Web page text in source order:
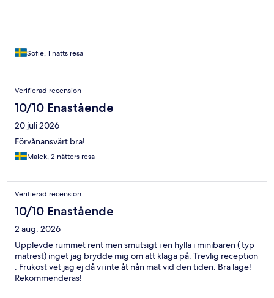
Sofie, 1 natts resa
Verifierad recension
10/10 Enastående
20 juli 2026
Förvånansvärt bra!
Malek, 2 nätters resa
Verifierad recension
10/10 Enastående
2 aug. 2026
Upplevde rummet rent men smutsigt i en hylla i minibaren ( typ
matrest) inget jag brydde mig om att klaga på. Trevlig reception
. Frukost vet jag ej då vi inte åt nån mat vid den tiden. Bra läge!
Rekommenderas!